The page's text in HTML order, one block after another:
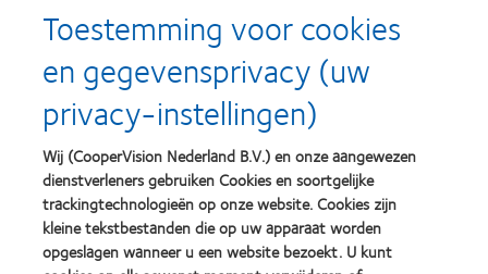
(2013)
&
Best
Companies
for
Leaders
(2012)
Best
Factory
Awards
(2011)
Learn
more
about
ODMA
2011
(2011)
Learn
more
about
2012
REBRAND
100®
Global
Award
(2012)
Learn
more
about
BCLA
Toestemming voor cookies
en gegevensprivacy (uw
privacy-instellingen)
Wij (CooperVision Nederland B.V.) en onze aangewezen
dienstverleners gebruiken Cookies en soortgelijke
trackingtechnologieën op onze website. Cookies zijn
kleine tekstbestanden die op uw apparaat worden
opgeslagen wanneer u een website bezoekt. U kunt